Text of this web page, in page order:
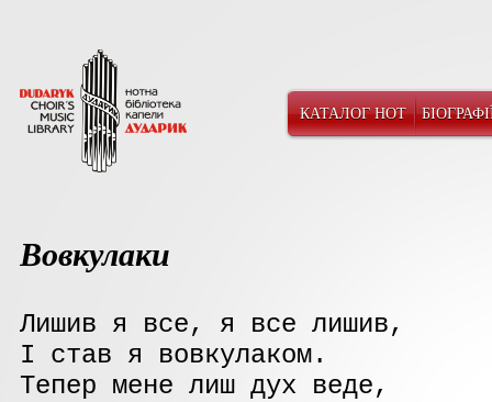
КАТАЛОГ НОТ
Вовкулаки
Лишив я все, я все лишив,
І став я вовкулаком.
Тепер мене лиш дух веде,